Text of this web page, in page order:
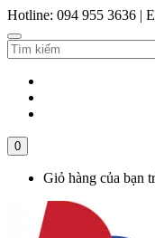
Hotline: 094 955 3636 |
0
Giỏ hàng của bạn